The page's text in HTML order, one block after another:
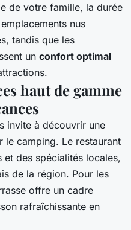
de votre famille, la durée
nus
tandis que les
un confort optimal
haut de gamme
invite à découvrir une
le camping. Le restaurant
des spécialités locales,
de la région. Pour les
offre un cadre
rafraîchissante en